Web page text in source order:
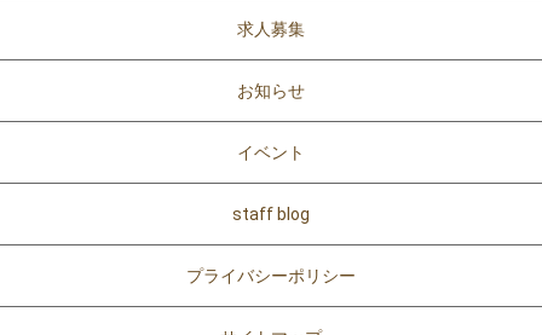
求人募集
お知らせ
イベント
staff blog
プライバシーポリシー